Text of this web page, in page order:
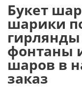
Букет
шарики
фонтаны
шаров в
заказ